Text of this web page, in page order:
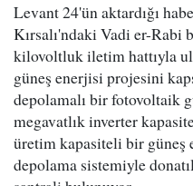
Levant 24'ün aktardığı
Kırsalı'ndaki Vadi er-Rabi
kilovoltluk iletim hattıyla
güneş enerjisi projesini
depolamalı bir fotovoltaik
megavatlık inverter
üretim kapasiteli bir güneş
depolama sistemiyle